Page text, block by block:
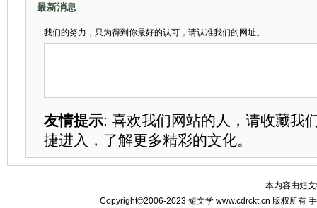
最新消息
我们的努力，只为得到你最好的认可，请认准我们的网址。
友情提示: 喜欢我们网站的人，请收藏我
捷进入，了解更多精彩的文化。
本内容由短
Copyright©2006-2023 短文学 www.cdrckt.cn 版权所有